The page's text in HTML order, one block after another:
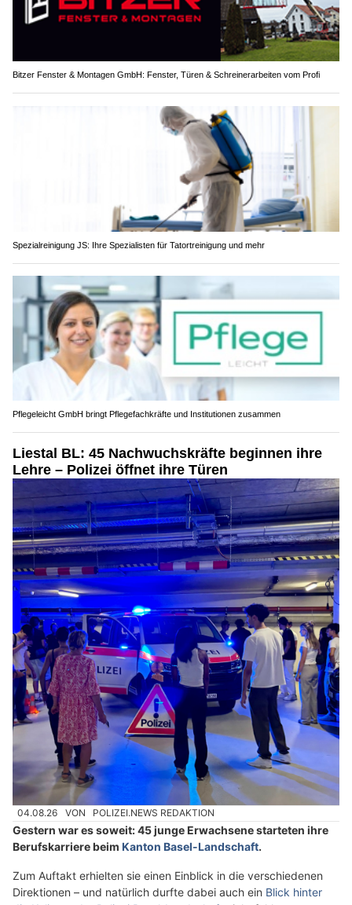
Bitzer Fenster & Montagen GmbH: Fenster, Türen & Schreinerarbeiten vom Profi
Spezialreinigung JS: Ihre Spezialisten für Tatortreinigung und mehr
Pflegeleicht GmbH bringt Pflegefachkräfte und Institutionen zusammen
Liestal BL: 45 Nachwuchskräfte beginnen ihre
Lehre – Polizei öffnet ihre Türen
04.08.26 VON POLIZEI.NEWS REDAKTION
Gestern war es soweit: 45 junge Erwachsene starteten ihre
Berufskarriere beim Kanton Basel-Landschaft.
Zum Auftakt erhielten sie einen Einblick in die verschiedenen
Direktionen – und natürlich durfte dabei auch ein Blick hinter